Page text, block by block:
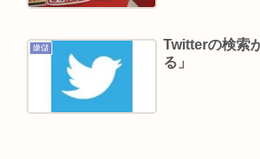
嫌儲
Twitterの検索
る」